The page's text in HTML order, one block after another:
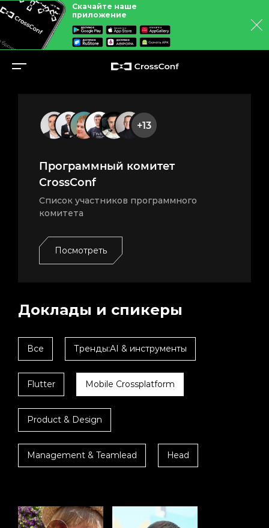
Скачайте наше
приложение
+13
Программный комитет
CrossConf
Список участников программного
комитета
Посмотреть
Доклады и спикеры
Все Тренды:AI & инструменты
Flutter Mobile Crossplatform
Product & Design
Management & Teamlead Head